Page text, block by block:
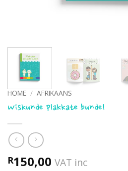
HOME / AFRIKAANS
Wiskunde plakkate bundel
R150,00 VAT inc